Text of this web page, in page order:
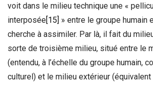
voit dans le milieu technique une «
interposée[15] » entre le groupe humain
cherche à assimiler. Par là, il fait du
sorte de troisième milieu, situé entre le
(entendu, à l’échelle du groupe humain,
culturel) et le milieu extérieur